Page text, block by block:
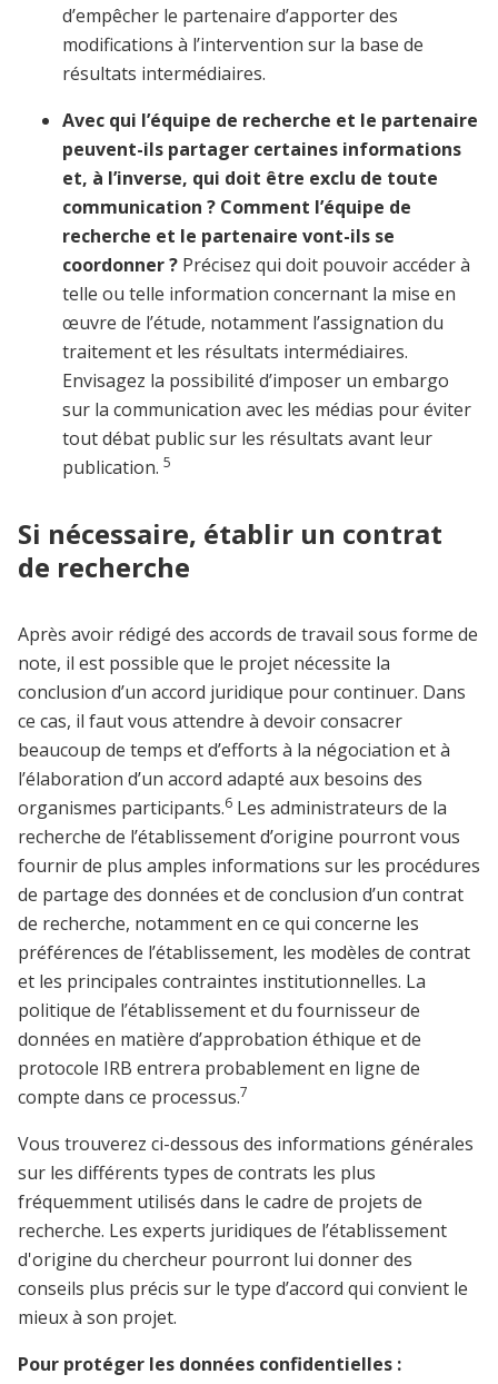
d’empêcher le partenaire d’apporter des
modifications à l’intervention sur la base de
résultats intermédiaires.
Avec qui l’équipe de recherche et le partenaire
peuvent-ils partager certaines informations
et, à l’inverse, qui doit être exclu de toute
communication ? Comment l’équipe de
recherche et le partenaire vont-ils se
coordonner ? Précisez qui doit pouvoir accéder à
telle ou telle information concernant la mise en
œuvre de l’étude, notamment l’assignation du
traitement et les résultats intermédiaires.
Envisagez la possibilité d’imposer un embargo
sur la communication avec les médias pour éviter
tout débat public sur les résultats avant leur
publication. 5
Si nécessaire, établir un contrat
de recherche
Après avoir rédigé des accords de travail sous forme de
note, il est possible que le projet nécessite la
conclusion d’un accord juridique pour continuer. Dans
ce cas, il faut vous attendre à devoir consacrer
beaucoup de temps et d’efforts à la négociation et à
l’élaboration d’un accord adapté aux besoins des
organismes participants.6 Les administrateurs de la
recherche de l’établissement d’origine pourront vous
fournir de plus amples informations sur les procédures
de partage des données et de conclusion d’un contrat
de recherche, notamment en ce qui concerne les
préférences de l’établissement, les modèles de contrat
et les principales contraintes institutionnelles. La
politique de l’établissement et du fournisseur de
données en matière d’approbation éthique et de
protocole IRB entrera probablement en ligne de
compte dans ce processus.7
Vous trouverez ci-dessous des informations générales
sur les différents types de contrats les plus
fréquemment utilisés dans le cadre de projets de
recherche. Les experts juridiques de l’établissement
d'origine du chercheur pourront lui donner des
conseils plus précis sur le type d’accord qui convient le
mieux à son projet.
Pour protéger les données confidentielles :